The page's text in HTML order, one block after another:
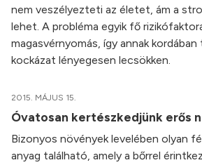
nem veszélyezteti az életet, ám a
lehet. A probléma egyik fő
magasvérnyomás, így annak kordában
kockázat lényegesen lecsökken.
2015. MÁJUS 15.
Óvatosan kertészkedjünk erős
Bizonyos növények levelében olyan
anyag található, amely a bőrrel